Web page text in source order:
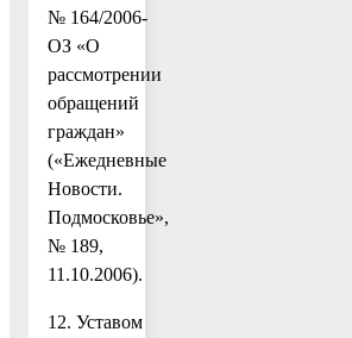
№ 164/2006-
ОЗ «О
рассмотрении
обращений
граждан»
(«Ежедневные
Новости.
Подмосковье»,
№ 189,
11.10.2006).
12. Уставом